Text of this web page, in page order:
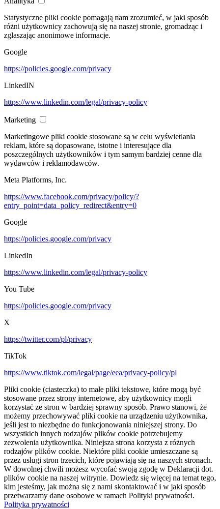
Statystyczne pliki cookie pomagają nam zrozumieć, w jaki sposób
różni użytkownicy zachowują się na naszej stronie, gromadząc i
zgłaszając anonimowe informacje.
Google
https://policies.google.com/privacy
LinkedIN
https://www.linkedin.com/legal/privacy-policy
Marketing
Marketingowe pliki cookie stosowane są w celu wyświetlania
reklam, które są dopasowane, istotne i interesujące dla
poszczególnych użytkowników i tym samym bardziej cenne dla
wydawców i reklamodawców.
Meta Platforms, Inc.
https://www.facebook.com/privacy/policy/?
entry_point=data_policy_redirect&entry=0
Google
https://policies.google.com/privacy
LinkedIn
https://www.linkedin.com/legal/privacy-policy
You Tube
https://policies.google.com/privacy
X
https://twitter.com/pl/privacy
TikTok
https://www.tiktok.com/legal/page/eea/privacy-policy/pl
Pliki cookie (ciasteczka) to małe pliki tekstowe, które mogą być
stosowane przez strony internetowe, aby użytkownicy mogli
korzystać ze stron w bardziej sprawny sposób. Prawo stanowi, że
możemy przechowywać pliki cookie na urządzeniu użytkownika,
jeśli jest to niezbędne do funkcjonowania niniejszej strony. Do
wszystkich innych rodzajów plików cookie potrzebujemy
zezwolenia użytkownika. Niniejsza strona korzysta z różnych
rodzajów plików cookie. Niektóre pliki cookie umieszczane są
przez usługi stron trzecich, które pojawiają się na naszych stronach.
W dowolnej chwili możesz wycofać swoją zgodę w Deklaracji dot.
plików cookie na naszej witrynie. Dowiedz się więcej na temat tego,
kim jesteśmy, jak można się z nami skontaktować i w jaki sposób
przetwarzamy dane osobowe w ramach Polityki prywatności.
Polityka prywatności